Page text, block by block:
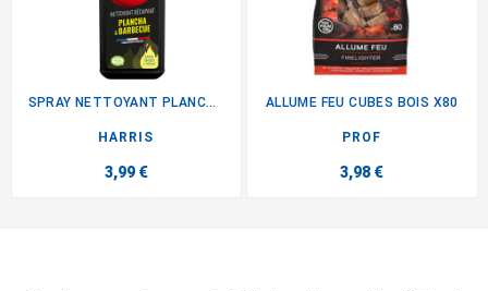
SPRAY NETTOYANT PLANCHA BBQ
HARRIS
3,99 €
ALLUME FEU CUBES BOIS X80
PROF
3,98 €